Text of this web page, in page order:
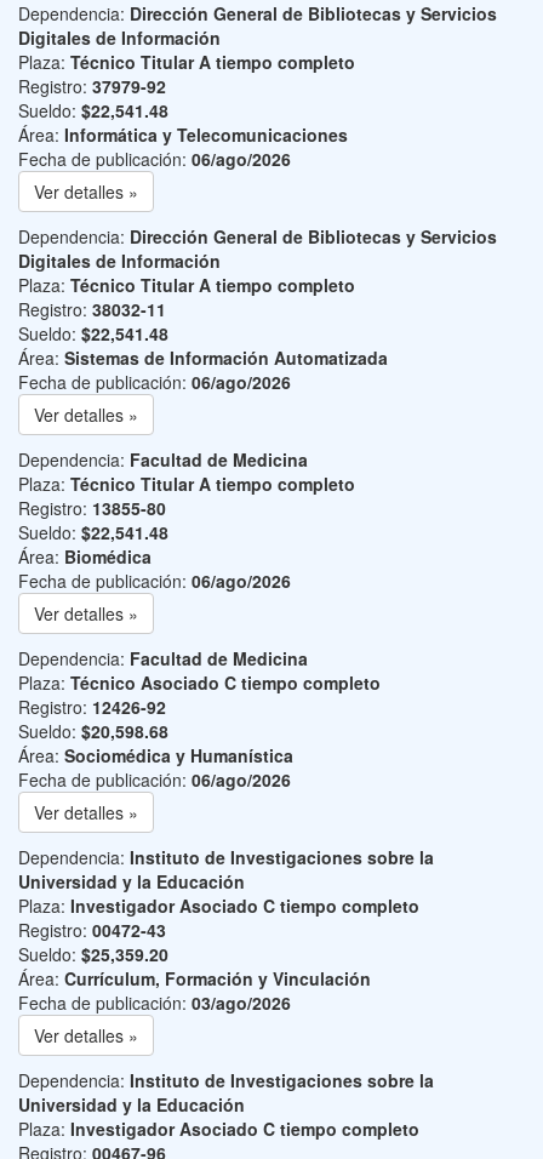
Dependencia: Dirección General de Bibliotecas y Servicios
Digitales de Información
Plaza: Técnico Titular A tiempo completo
Registro: 37979-92
Sueldo: $22,541.48
Área: Informática y Telecomunicaciones
Fecha de publicación: 06/ago/2026
Ver detalles »
Dependencia: Dirección General de Bibliotecas y Servicios
Digitales de Información
Plaza: Técnico Titular A tiempo completo
Registro: 38032-11
Sueldo: $22,541.48
Área: Sistemas de Información Automatizada
Fecha de publicación: 06/ago/2026
Ver detalles »
Dependencia: Facultad de Medicina
Plaza: Técnico Titular A tiempo completo
Registro: 13855-80
Sueldo: $22,541.48
Área: Biomédica
Fecha de publicación: 06/ago/2026
Ver detalles »
Dependencia: Facultad de Medicina
Plaza: Técnico Asociado C tiempo completo
Registro: 12426-92
Sueldo: $20,598.68
Área: Sociomédica y Humanística
Fecha de publicación: 06/ago/2026
Ver detalles »
Dependencia: Instituto de Investigaciones sobre la
Universidad y la Educación
Plaza: Investigador Asociado C tiempo completo
Registro: 00472-43
Sueldo: $25,359.20
Área: Currículum, Formación y Vinculación
Fecha de publicación: 03/ago/2026
Ver detalles »
Dependencia: Instituto de Investigaciones sobre la
Universidad y la Educación
Plaza: Investigador Asociado C tiempo completo
Registro: 00467-96